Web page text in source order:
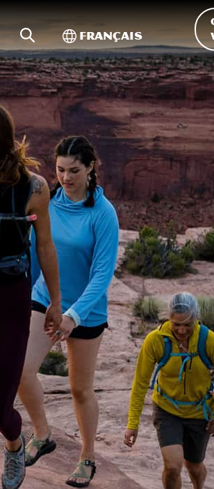
Recherche sur le site
Basculer vers
Français